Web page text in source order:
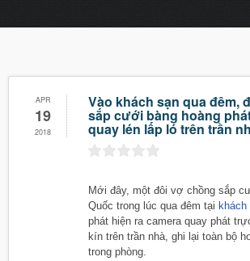
APR
19
2018
Vào khách sạn qua đêm,
sắp cưới bàng hoàng
quay lén lấp ló trên trần
Mới đây, một đôi vợ chồng sắp
Quốc trong lúc qua đêm tại khách
phát hiện ra camera quay phát
kín trên trần nhà, ghi lại toàn bộ
trong phòng.